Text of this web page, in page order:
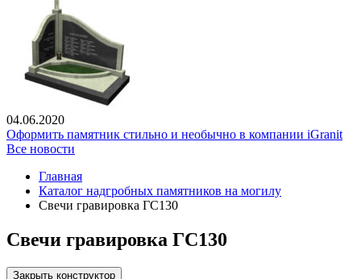
04.06.2020
Оформить памятник стильно и необычно в компании iGranit
Все новости
Главная
Каталог надгробных памятников на могилу
Свечи гравировка ГС130
Свечи гравировка ГС130
Закрыть конструктор